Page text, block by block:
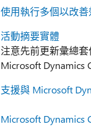
使用執行多個以改
活動摘要實體
注意先前更新彙總
Microsoft Dynamics
支援與 Microsoft
Microsoft Dynamics